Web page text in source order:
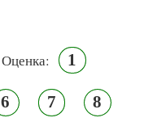
Оценка: 1
6 7 8